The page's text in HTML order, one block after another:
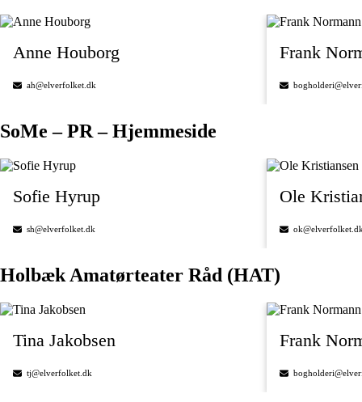
Anne Houborg
ah@elverfolket.dk
Frank
SoMe – PR – Hjemmeside
Sofie Hyrup
sh@elverfolket.dk
Ole
Holbæk Amatørteater Råd (HAT)
Tina Jakobsen
tj@elverfolket.dk
Frank